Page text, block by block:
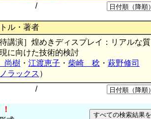
/
ル・著者
待講演］煌めきディスプレイ：リアルな質
に向けた技術的検討
樹 ・ 江渡恵子 ・ 柴崎 稔 ・ 萩野修司
ラックス ）
/